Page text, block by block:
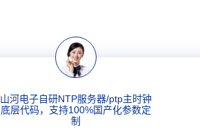
山河电子自研NTP服务器/ptp主时钟
底层代码，支持100%国产化参数定
制